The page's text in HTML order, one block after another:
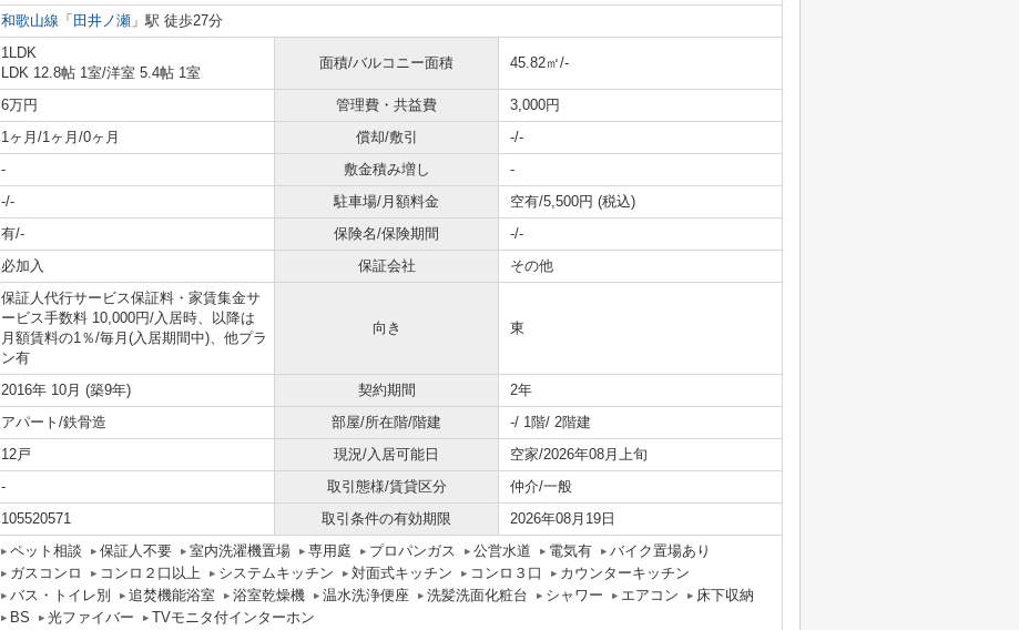
和歌山線 「 田井ノ瀬 」駅 徒歩27分
1LDK
LDK 12.8帖 1室/洋室 5.4帖 1室
面積/バルコニー面積 45.82㎡/-
6万円 管理費・共益費
3,000円
1ヶ月/1ヶ月/0ヶ月 償却/敷引
-/-
- 敷金積み増し
-
-/- 駐車場/月額料金
空有/5,500円 (税込)
有/- 保険名/保険期間
-/-
必加入 保証会社 その他
保証人代行サービス保証料・家賃集金サ
ービス手数料 10,000円/入居時、以降は
月額賃料の1％/毎月(入居期間中)、他プラ
ン有
向き 東
2016年 10月 (築9年) 契約期間
2年
アパート/鉄骨造 部屋/所在階/階建
-/ 1階/ 2階建
12戸 現況/入居可能日
空家/2026年08月上旬
- 取引態様/賃貸区分
仲介/一般
105520571 取引条件の有効期限 2026年08月19日
ペット相談 保証人不要 室内洗濯機置場 専用庭 プロパンガス 公営水道 電気有
バイク置場あり
ガスコンロ
コンロ２口以上 システムキッチン 対面式キッチン コンロ３口
カウンターキッチン
バス・トイレ別
追焚機能浴室 浴室乾燥機 温水洗浄便座 洗髪洗面化粧台 シャワー エアコン
床下収納
BS
光ファイバー TVモニタ付インターホン